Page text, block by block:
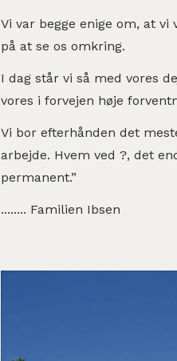
Vi var begge enige om, at
på at se os omkring.
I dag står vi så med vores
vores i forvejen høje
Vi bor efterhånden det
arbejde. Hvem ved ?, det
permanent.”
........ Familien Ibsen